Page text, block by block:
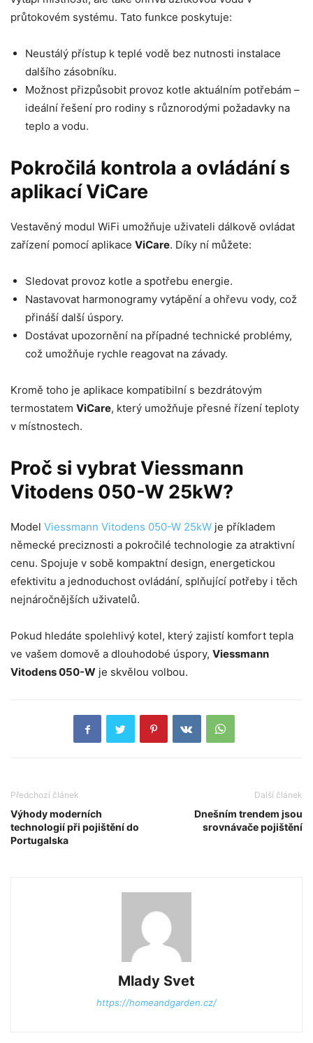
průtokovém systému. Tato funkce poskytuje:
Neustálý přístup k teplé vodě bez nutnosti instalace
dalšího zásobníku.
Možnost přizpůsobit provoz kotle aktuálním potřebám –
ideální řešení pro rodiny s různorodými požadavky na
teplo a vodu.
Pokročilá kontrola a ovládání s
aplikací ViCare
Vestavěný modul WiFi umožňuje uživateli dálkově ovládat
zařízení pomocí aplikace ViCare. Díky ní můžete:
Sledovat provoz kotle a spotřebu energie.
Nastavovat harmonogramy vytápění a ohřevu vody, což
přináší další úspory.
Dostávat upozornění na případné technické problémy,
což umožňuje rychle reagovat na závady.
Kromě toho je aplikace kompatibilní s bezdrátovým
termostatem ViCare, který umožňuje přesné řízení teploty
v místnostech.
Proč si vybrat Viessmann
Vitodens 050-W 25kW?
Model Viessmann Vitodens 050-W 25kW je příkladem
německé preciznosti a pokročilé technologie za atraktivní
cenu. Spojuje v sobě kompaktní design, energetickou
efektivitu a jednoduchost ovládání, splňující potřeby i těch
nejnáročnějších uživatelů.
Pokud hledáte spolehlivý kotel, který zajistí komfort tepla
ve vašem domově a dlouhodobé úspory, Viessmann
Vitodens 050-W je skvělou volbou.
Předchozí článek
Výhody moderních
technologií při pojištění do
Portugalska
Další článek
Dnešním trendem jsou
srovnávače pojištění
Mlady Svet
https://homeandgarden.cz/